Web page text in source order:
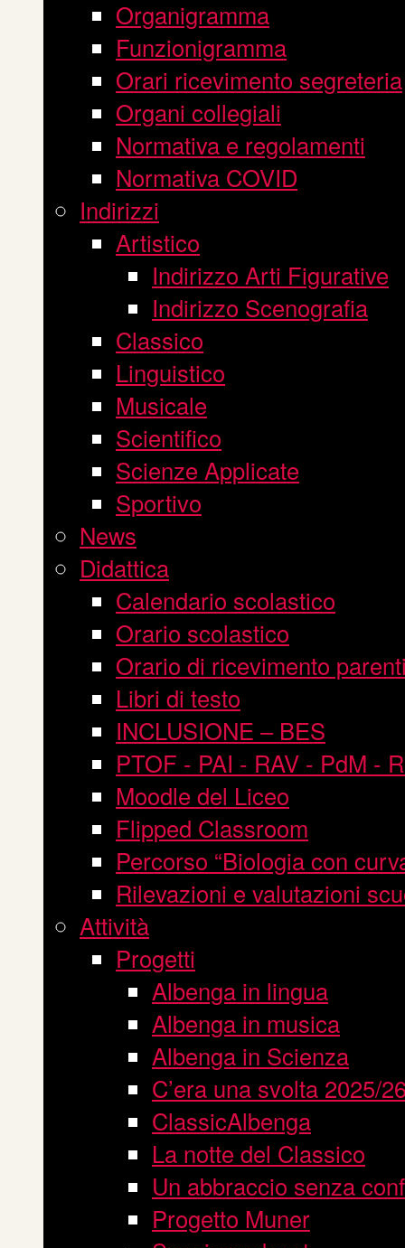
Organigramma
Funzionigramma
Orari ricevimento segreteria
Organi collegiali
Normativa e regolamenti
Normativa COVID
Indirizzi
Artistico
Indirizzo Arti Figurative
Indirizzo Scenografia
Classico
Linguistico
Musicale
Scientifico
Scienze Applicate
Sportivo
News
Didattica
Calendario scolastico
Orario scolastico
Orario di ricevimento parenti
Libri di testo
INCLUSIONE – BES
PTOF - PAI - RAV - PdM -
Moodle del Liceo
Flipped Classroom
Percorso “Biologia con
Rilevazioni e valutazioni
Attività
Progetti
Albenga in lingua
Albenga in musica
Albenga in Scienza
C’era una svolta 2025/26
ClassicAlbenga
La notte del Classico
Un abbraccio senza
Progetto Muner